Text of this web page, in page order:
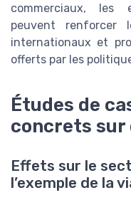
commerciaux, les
peuvent renforcer
internationaux et
offerts par les
Études de
concrets
Effets sur le
l’exemple de la